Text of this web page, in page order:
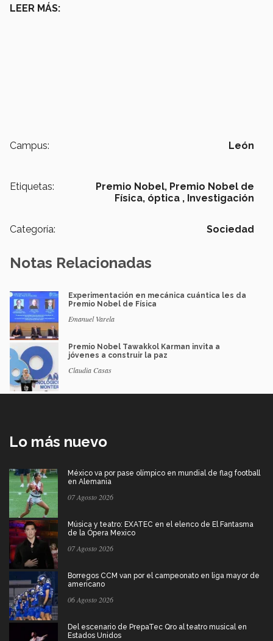
LEER MÁS:
Campus: León
Etiquetas: Premio Nobel, Premio Nobel de
Física, óptica , Investigación
Categoría: Sociedad
Notas Relacionadas
Experimentación en mecánica cuántica les da
Premio Nobel de Física
Emanuel Varela
Premio Nobel Tawakkol Karman invita a
jóvenes a construir la paz
Claudia Casas
Lo más nuevo
México va por pase olímpico en mundial de flag football
en Alemania
07 Agosto 2026
Música y teatro: EXATEC en el elenco de El Fantasma
de la Ópera Mexico
07 Agosto 2026
Borregos CCM van por el campeonato en liga mayor de
americano
06 Agosto 2026
Del escenario de PrepaTec Qro al teatro musical en
Estados Unidos